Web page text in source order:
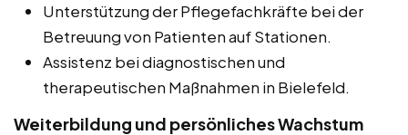
Unterstützung der Pflegefachkräfte bei der
Betreuung von Patienten auf Stationen.
Assistenz bei diagnostischen und
therapeutischen Maßnahmen in Bielefeld.
Weiterbildung und persönliches Wachstum